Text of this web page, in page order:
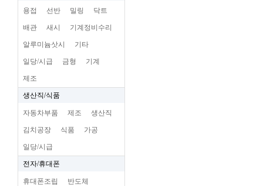
용접 선반 밀링 닥트
배관 새시 기계정비수리
알루미늄삿시 기타
일당/시급 금형 기계
제조
생산직/식품
자동차부품 제조 생산직
김치공장 식품 가공
일당/시급
전자/휴대폰
휴대폰조립 반도체